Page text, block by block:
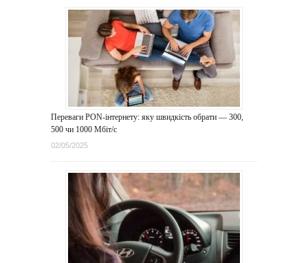
Переваги PON-інтернету: яку швидкість обрати — 300,
500 чи 1000 Мбіт/с
02/05/2025